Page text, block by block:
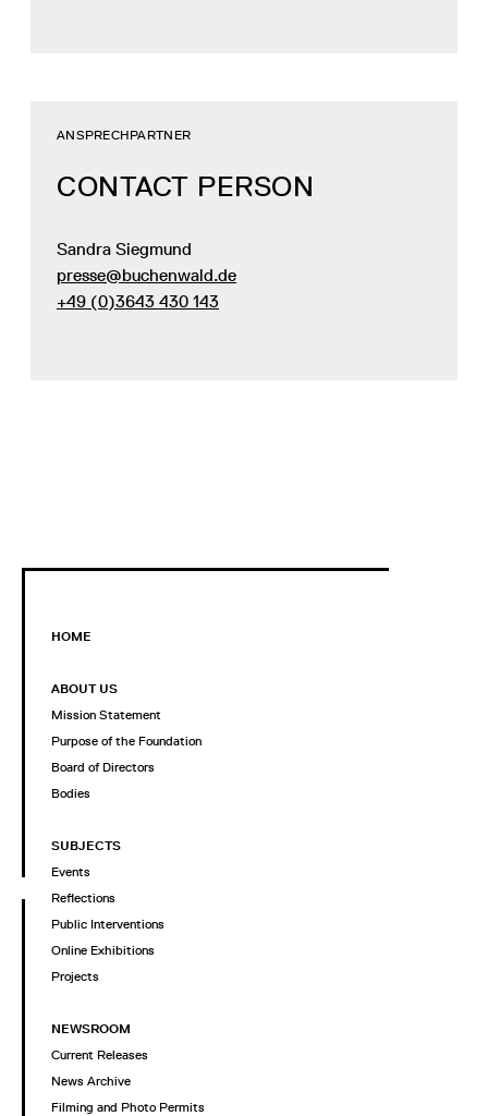
CONTACT PERSON
ANSPRECHPARTNER
Sandra Siegmund
presse@buchenwald.de
+49 (0)3643 430 143
HOME
ABOUT US
Mission Statement
Purpose of the Foundation
Board of Directors
Bodies
SUBJECTS
Events
Reflections
Public Interventions
Online Exhibitions
Projects
NEWSROOM
Current Releases
News Archive
Filming and Photo Permits